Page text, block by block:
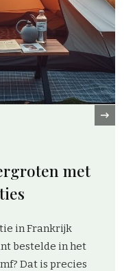
en
cannabisolie, is
uit de